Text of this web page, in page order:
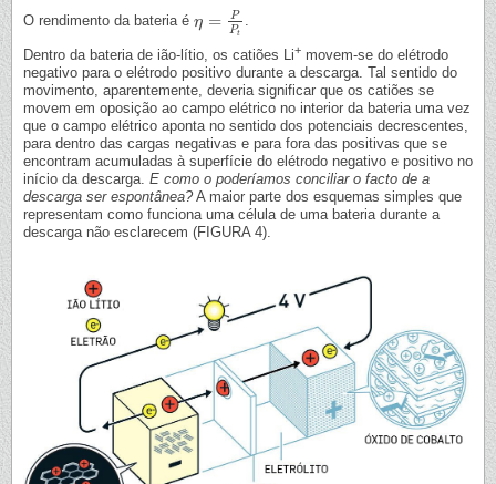
O rendimento da bateria é η =
P
Pt
η=PPt .
Dentro da bateria de ião-lítio, os catiões Li+ movem-se do elétrodo
negativo para o elétrodo positivo durante a descarga. Tal sentido do
movimento, aparentemente, deveria significar que os catiões se
movem em oposição ao campo elétrico no interior da bateria uma vez
que o campo elétrico aponta no sentido dos potenciais decrescentes,
para dentro das cargas negativas e para fora das positivas que se
encontram acumuladas à superfície do elétrodo negativo e positivo no
início da descarga. E como o poderíamos conciliar o facto de a
descarga ser espontânea?A maior parte dos esquemas simples que
representam como funciona uma célula de uma bateria durante a
descarga não esclarecem (FIGURA 4).